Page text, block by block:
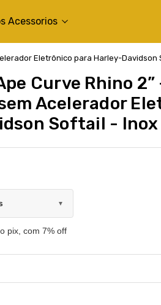
Acessorios
Eletrônico para Harley-Davidson
Curve Rhino 2”
Acelerador
Softail - Inox
▼
pix, com 7% off